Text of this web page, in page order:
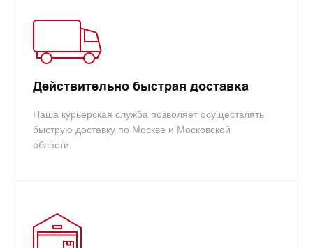
вам.
Действительно быстрая доставка
Наша курьерская служба позволяет осуществлять
быструю доставку по Москве и Московской
области.